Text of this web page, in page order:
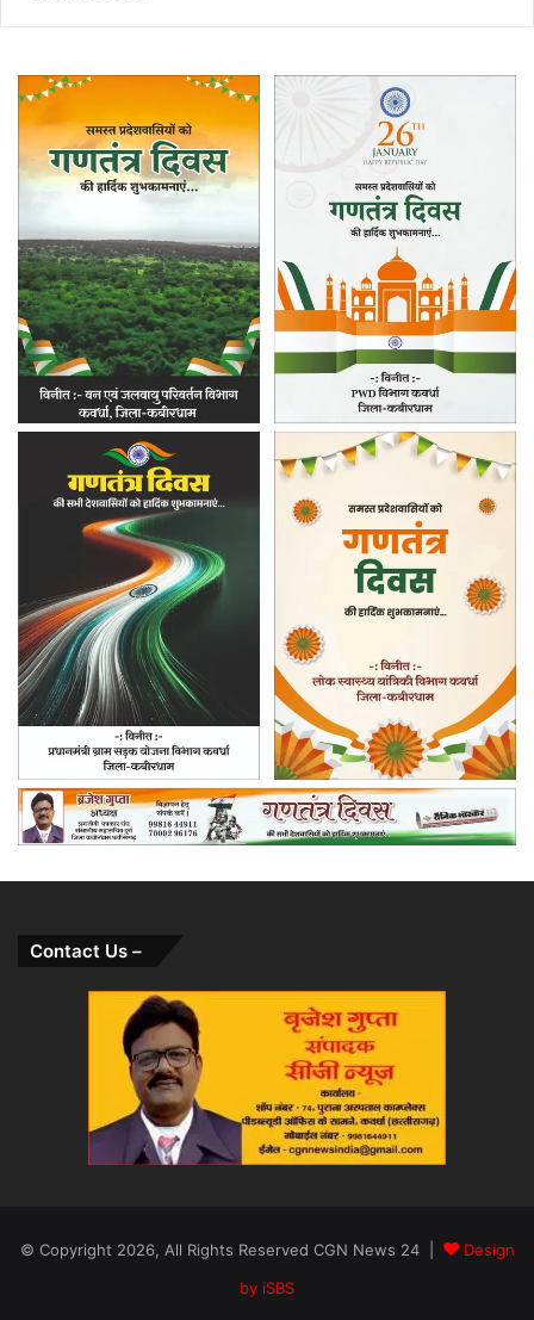
Contact Us –
© Copyright 2026, All Rights Reserved CGN News 24 |
Design
by iSBS